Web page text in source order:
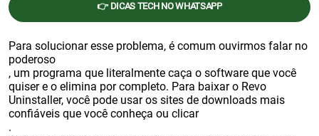
👉 DICAS TECH NO WHATSAPP
Para solucionar esse problema, é comum ouvirmos falar no
poderoso
, um programa que literalmente caça o software que você
quiser e o elimina por completo. Para baixar o Revo
Uninstaller, você pode usar os sites de downloads mais
confiáveis que você conheça ou clicar
.